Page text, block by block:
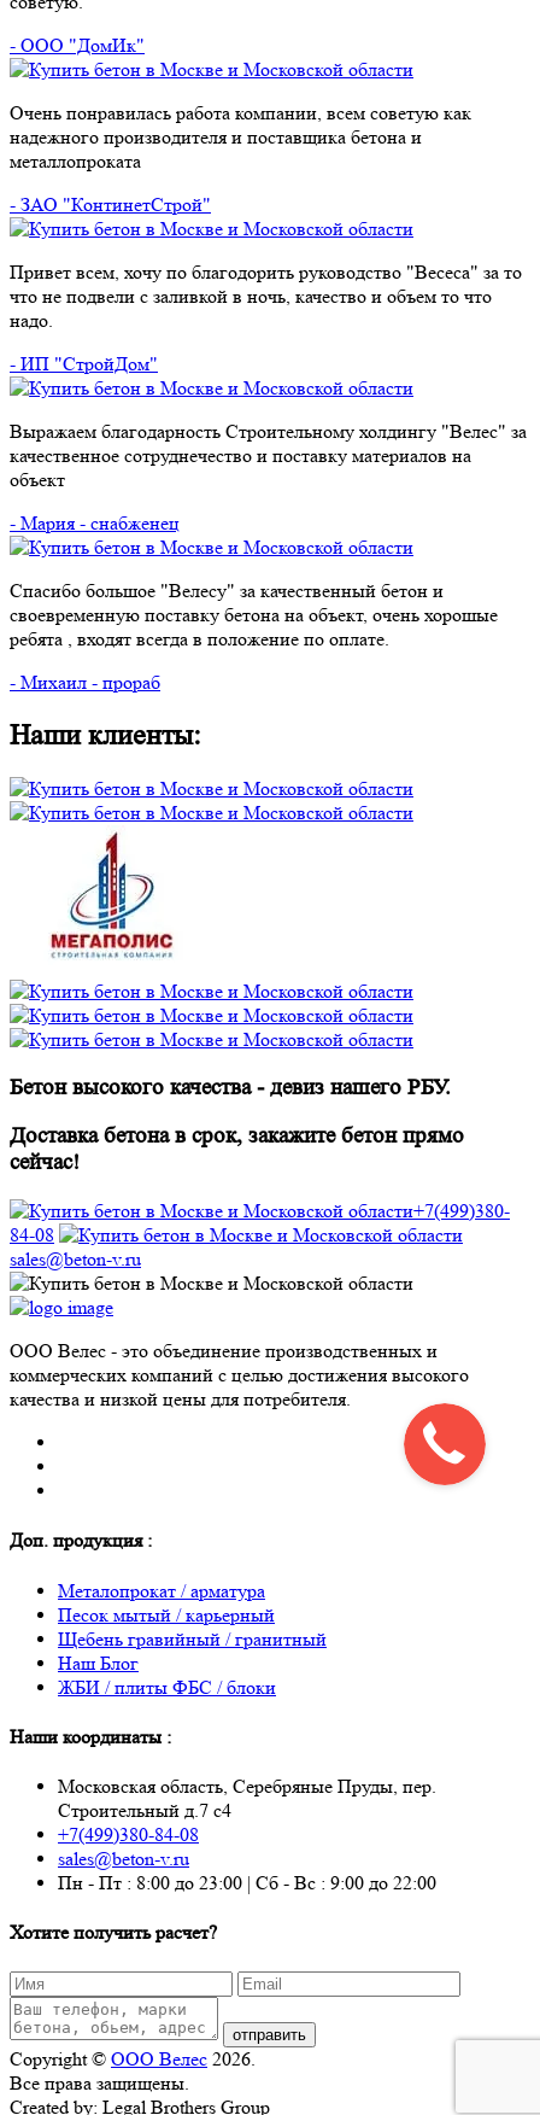
- ООО "ДомИк"
Очень понравилась работа компании, всем советую как
надежного производителя и поставщика бетона и
металлопроката
- ЗАО "КонтинетСтрой"
Привет всем, хочу по благодорить руководство "Весеса" за то
что не подвели с заливкой в ночь, качество и объем то что
надо.
- ИП "СтройДом"
Выражаем благодарность Строительному холдингу "Велес" за
качественное сотруднечество и поставку материалов на
объект
- Мария - снабженец
Спасибо большое "Велесу" за качественный бетон и
своевременную поставку бетона на объект, очень хорошые
ребята , входят всегда в положение по оплате.
- Михаил - прораб
Наши клиенты:
Бетон высокого качества - девиз нашего РБУ.
Доставка бетона в срок, закажите бетон прямо
сейчас!
+7(499)380-
84-08
sales@beton-v.ru
ООО Велес - это объединение производственных и
коммерческих компаний с целью достижения высокого
качества и низкой цены для потребителя.
Доп. продукция :
Металопрокат / арматура
Песок мытый / карьерный
Щебень гравийный / гранитный
Наш Блог
ЖБИ / плиты ФБС / блоки
Наши координаты :
Московская область, Серебряные Пруды, пер.
Строительный д.7 с4
+7(499)380-84-08
sales@beton-v.ru
Пн - Пт : 8:00 до 23:00 | Сб - Вс : 9:00 до 22:00
Хотите получить расчет?
отправить
Copyright © ООО Велес 2026.
Все права защищены.
Created by: Legal Brothers Group